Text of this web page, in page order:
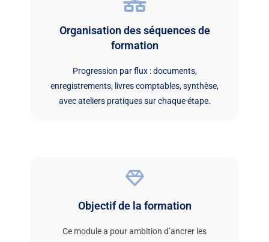
Organisation des séquences de
formation
Progression par flux : documents,
enregistrements, livres comptables, synthèse,
avec ateliers pratiques sur chaque étape.
Objectif de la formation
Ce module a pour ambition d’ancrer les